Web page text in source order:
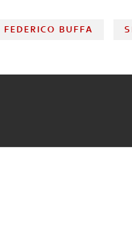
FEDERICO BUFFA